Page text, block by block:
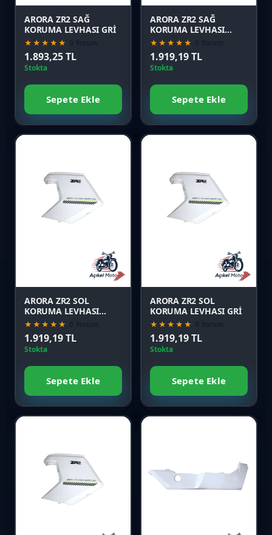
ARORA ZR2 SAĞ
KORUMA LEVHASI GRİ
★★★★★
1.893,25 TL
Stokta
Sepete Ekle
ARORA ZR2 SAĞ
KORUMA LEVHASI
BEYAZ
★★★★★
1.919,19 TL
Stokta
Sepete Ekle
Favori
ARORA ZR2 SOL
KORUMA LEVHASI
SİYAH
★★★★★
1.919,19 TL
Stokta
Sepete Ekle
Favori
ARORA ZR2 SOL
KORUMA LEVHASI GRİ
★★★★★
1.919,19 TL
Stokta
Sepete Ekle
Favori Favori